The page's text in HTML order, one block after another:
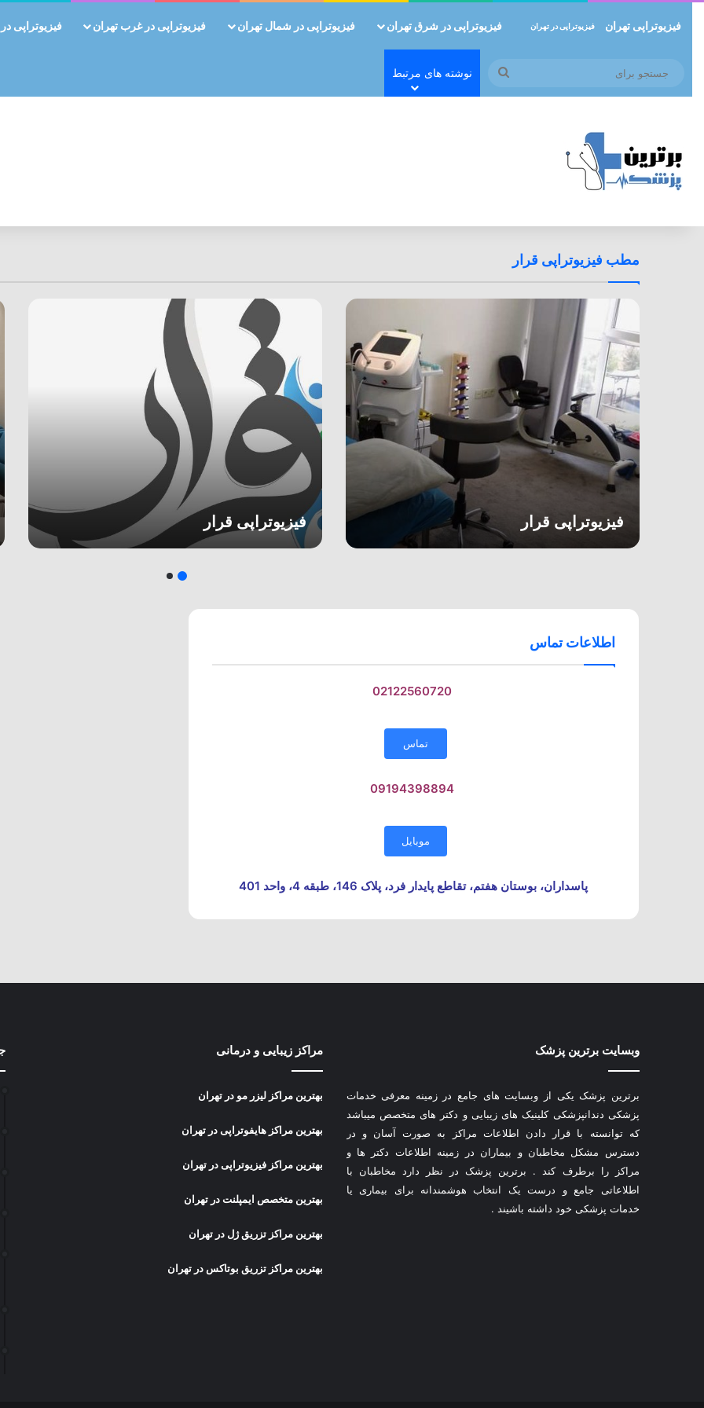
فیزیوتراپی تهران فیزیوتراپی در تهران فیزیوتراپی در شرق تهران فیزیوتراپی در شمال تهران فیزیوتراپی در غرب تهران فیزیوتراپی
جستجو
برای
نوشته های مرتبط
مطب فیزیوتراپی قرار
فیزیوتراپی قرار فیزیوتراپی قرار
اطلاعات تماس
02122560720
تماس
09194398894
موبایل
پاسداران، بوستان هفتم، تقاطع پایدار فرد، پلاک 146، طبقه 4، واحد 401
وبسایت برترین پزشک
برترین پزشک یکی از وبسایت های جامع در زمینه معرفی خدمات
پزشکی دندانپزشکی کلینیک های زیبایی و دکتر های متخصص میباشد
که توانسته با قرار دادن اطلاعات مراکز به صورت آسان و در
دسترس مشکل مخاطبان و بیماران در زمینه اطلاعات دکتر ها و
مراکز را برطرف کند . برترین پزشک در نظر دارد مخاطبان با
اطلاعاتی جامع و درست یک انتخاب هوشمندانه برای بیماری یا
خدمات پزشکی خود داشته باشیند .
مراکز زیبایی و درمانی
بهترین مراکز لیزر مو در تهران
بهترین مراکز هایفوتراپی در تهران
بهترین مراکز فیزیوتراپی در تهران
بهترین متخصص ایمپلنت در تهران
بهترین مراکز تزریق ژل در تهران
بهترین مراکز تزریق بوتاکس در تهران